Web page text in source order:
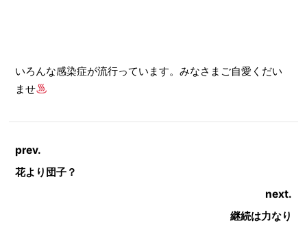
いろんな感染症が流行っています。みなさまご自愛くだい
ませ
prev.
花より団子？
next.
継続は力なり